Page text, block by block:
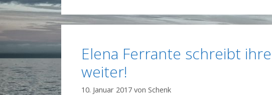
Elena Ferrante schreibt
weiter!
10. Januar 2017 von Schenk